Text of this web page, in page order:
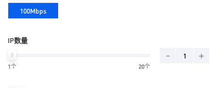
100Mbps
IP数量
1个 20个
- +